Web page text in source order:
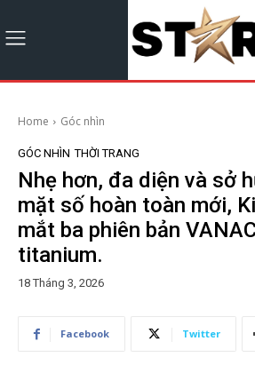
Home Góc nhìn
GÓC NHÌN THỜI TRANG
Nhẹ hơn, đa diện và sở
mặt số hoàn toàn mới,
mắt ba phiên bản
titanium.
18 Tháng 3, 2026
Facebook Twitter